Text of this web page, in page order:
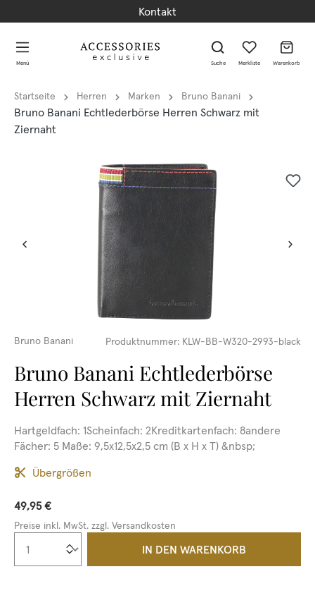
Kontakt
Menü Suche Merkliste Warenkorb
Startseite Herren Marken Bruno Banani
Bruno Banani Echtlederbörse Herren Schwarz mit
Ziernaht
Bruno Banani Produktnummer: KLW-BB-W320-2993-black
Bruno Banani Echtlederbörse
Herren Schwarz mit Ziernaht
Hartgeldfach: 1Scheinfach: 2Kreditkartenfach: 8andere
Fächer: 5 Maße: 9,5x12,5x2,5 cm (B x H x T) &nbsp;
Übergrößen
49,95 €
Preise inkl. MwSt. zzgl. Versandkosten
Produkt Anzahl: Gib den
IN DEN WARENKORB